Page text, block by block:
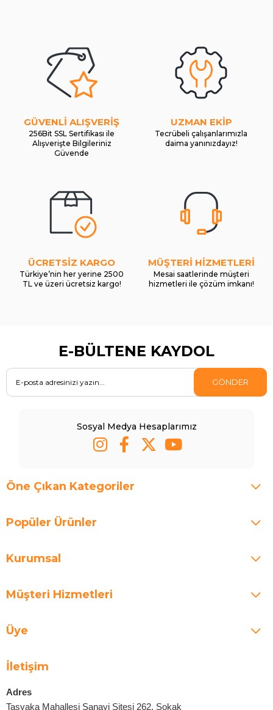
GÜVENLİ ALIŞVERİŞ
256Bit SSL Sertifikası ile
Alışverişte Bilgileriniz
Güvende
UZMAN EKİP
Tecrübeli çalışanlarımızla
daima yanınızdayız!
ÜCRETSİZ KARGO
Türkiye’nin her yerine 2500
TL ve üzeri ücretsiz kargo!
MÜŞTERİ HİZMETLERİ
Mesai saatlerinde müşteri
hizmetleri ile çözüm imkanı!
E-BÜLTENE KAYDOL
GÖNDER
Sosyal Medya Hesaplarımız
Öne Çıkan Kategoriler
Popüler Ürünler
Kurumsal
Müşteri Hizmetleri
Üye
İletişim
Adres
Taşyaka Mahallesi Sanayi Sitesi 262. Sokak